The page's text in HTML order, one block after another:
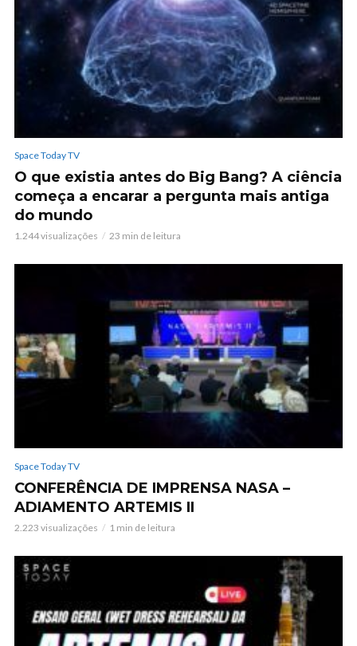
Space Today TV
O que existia antes do Big Bang? A ciência
começa a encarar a pergunta mais antiga
do mundo
1.244 visualizações 23 min de leitura
Space Today TV
CONFERÊNCIA DE IMPRENSA NASA –
ADIAMENTO ARTEMIS II
2.223 visualizações 1 min de leitura